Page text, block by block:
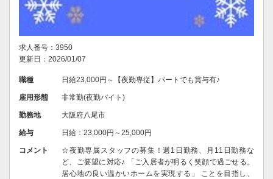
求人番号：3950
更新日：2026/01/07
職種 日給23,000円～【夜勤専従】パートでも賞与有♪
雇用形態 非常勤(夜勤バイト)
勤務地 大阪府八尾市
給与 日給：23,000円～25,000円
コメント
☆夜勤専属スタッフの募集！週1日勤務、月11日勤務な
ど、ご要望に対応♪ 「ご入居者が明るく笑顔で過ごせる。
居心地の良い温かいホームを実現する」 ことを目指し、